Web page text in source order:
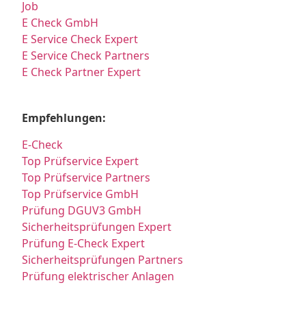
Job
E Check GmbH
E Service Check Expert
E Service Check Partners
E Check Partner Expert
Empfehlungen:
E-Check
Top Prüfservice Expert
Top Prüfservice Partners
Top Prüfservice GmbH
Prüfung DGUV3 GmbH
Sicherheitsprüfungen Expert
Prüfung E-Check Expert
Sicherheitsprüfungen Partners
Prüfung elektrischer Anlagen